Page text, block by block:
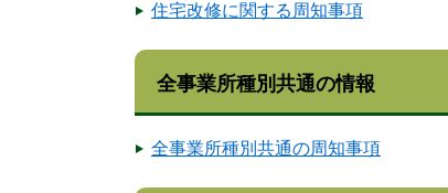
住宅改修に関する周知事項
全事業所種別共通の情報
全事業所種別共通の周知事項